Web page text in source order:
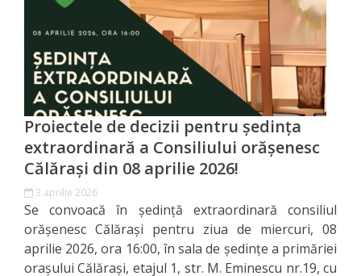
colaboratorilor
Primăriei
Călăraşi
Contabilitate
Serviciul
Arhitectură
şi
Urbanism
Proiectele de decizii pentru ședința
extraordinară a Consiliului orășenesc
Călărași din 08 aprilie 2026!
3 aprilie 2026
Se convoacă în ședință extraordinară consiliul
orășenesc Călărași pentru ziua de miercuri, 08
aprilie 2026, ora 16:00, în sala de ședințe a primăriei
orașului Călărași, etajul 1, str. M. Eminescu nr.19, cu